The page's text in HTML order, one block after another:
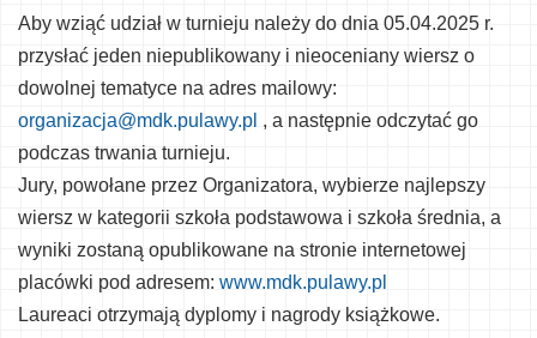
Aby wziąć udział w turnieju należy do dnia 05.04.2025 r.
przysłać jeden niepublikowany i nieoceniany wiersz o
dowolnej tematyce na adres mailowy:
organizacja@mdk.pulawy.pl , a następnie odczytać go
podczas trwania turnieju.
Jury, powołane przez Organizatora, wybierze najlepszy
wiersz w kategorii szkoła podstawowa i szkoła średnia, a
wyniki zostaną opublikowane na stronie internetowej
placówki pod adresem: www.mdk.pulawy.pl
Laureaci otrzymają dyplomy i nagrody książkowe.